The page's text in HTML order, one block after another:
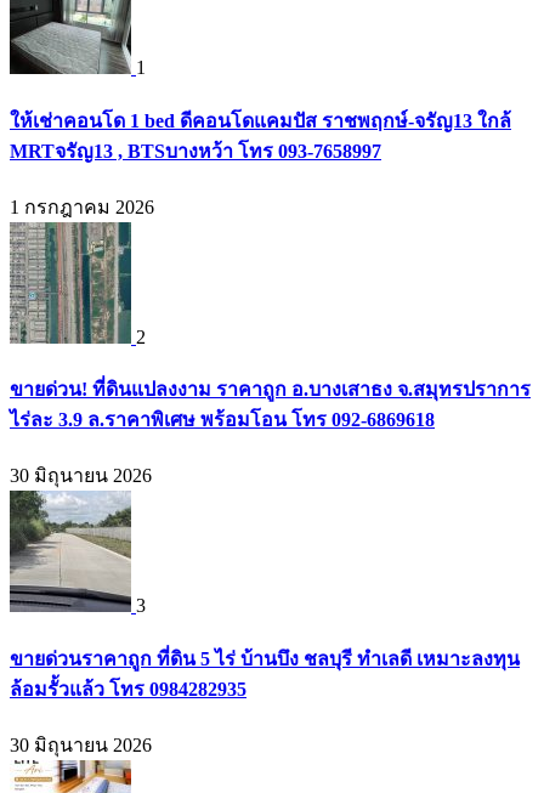
1
ให้เช่าคอนโด 1 bed ดีคอนโดแคมปัส ราชพฤกษ์-จรัญ13 ใกล้
MRTจรัญ13 , BTSบางหว้า โทร 093-7658997
1 กรกฎาคม 2026
2
ขายด่วน! ที่ดินแปลงงาม ราคาถูก อ.บางเสาธง จ.สมุทรปราการ
ไร่ละ 3.9 ล.ราคาพิเศษ พร้อมโอน โทร 092-6869618
30 มิถุนายน 2026
3
ขายด่วนราคาถูก ที่ดิน 5 ไร่ บ้านบึง ชลบุรี ทำเลดี เหมาะลงทุน
ล้อมรั้วแล้ว โทร 0984282935
30 มิถุนายน 2026